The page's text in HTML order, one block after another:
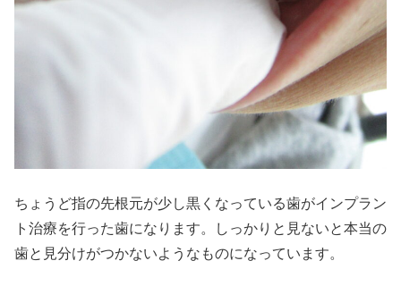
ちょうど指の先根元が少し黒くなっている歯がインプラン
ト治療を行った歯になります。しっかりと見ないと本当の
歯と見分けがつかないようなものになっています。